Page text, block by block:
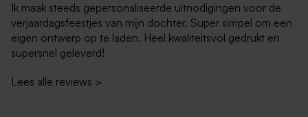
Ik maak steeds gepersonaliseerde uitnodigingen voor de
verjaardagsfeestjes van mijn dochter. Super simpel om een
eigen ontwerp op te laden. Heel kwaliteitsvol gedrukt en
supersnel geleverd!
Lees alle reviews >